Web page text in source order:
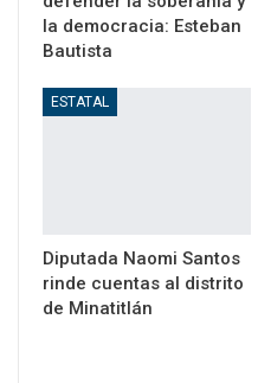
la democracia: Esteban
Bautista
ESTATAL
Diputada Naomi Santos
rinde cuentas al distrito
de Minatitlán